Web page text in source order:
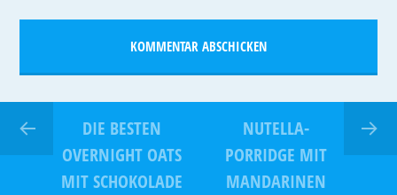
DIE BESTEN
OVERNIGHT OATS
MIT SCHOKOLADE
NUTELLA-
PORRIDGE MIT
MANDARINEN